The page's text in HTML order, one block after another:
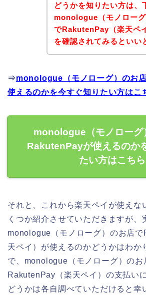
どうかを知りたい方は、
monologue（モノローグ
でRakutenPay（楽天ペ
を確認されてみるといい
⇒monologue（モノローグ）のお
使えるのかを今すぐ知りたい方はこ
monologue（モノローグ
RakutenPayが使えるのか
たい方はこちら
それと、これから楽天ペイが使えな
くつか紹介させていただきますが、
monologue（モノローグ）のお店
天ペイ）が使えるのかどうかはわか
で、monologue（モノローグ）のお
RakutenPay（楽天ペイ）の支払い
どうかは各自調べていただけると幸